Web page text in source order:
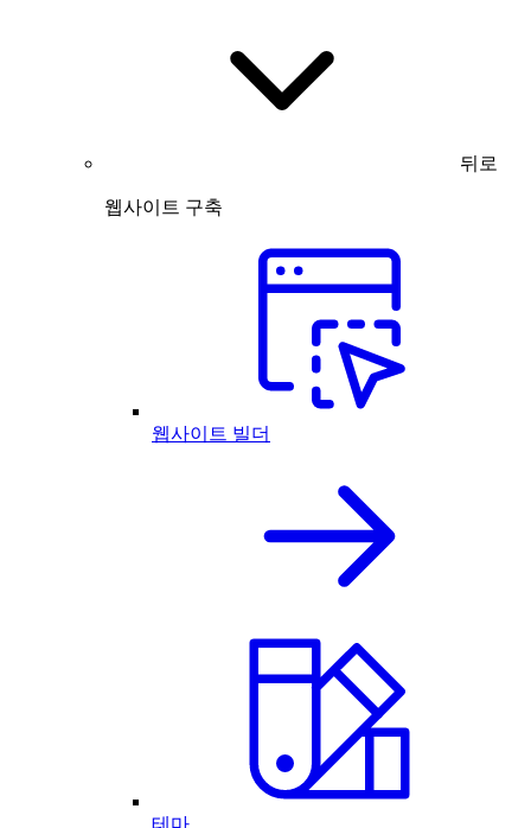
뒤로
웹사이트 구축
웹사이트 빌더
테마